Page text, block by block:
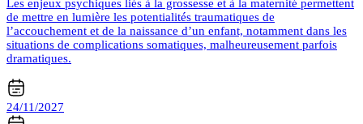
Les enjeux psychiques liés à la grossesse et à la maternité permettent
de mettre en lumière les potentialités traumatiques de
l’accouchement et de la naissance d’un enfant, notamment dans les
situations de complications somatiques, malheureusement parfois
dramatiques.
24/11/2027